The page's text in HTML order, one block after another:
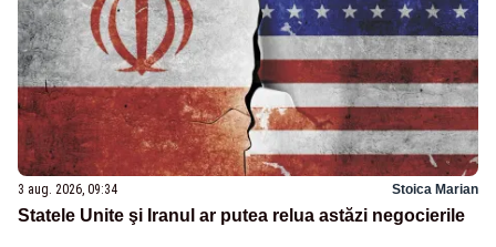
3 aug. 2026, 09:34 Stoica Marian
Statele Unite şi Iranul ar putea relua astăzi negocierile